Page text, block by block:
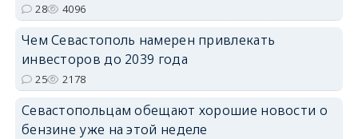
28 4096
Чем Севастополь намерен привлекать
инвесторов до 2039 года
25 2178
Севастопольцам обещают хорошие новости о
бензине уже на этой неделе